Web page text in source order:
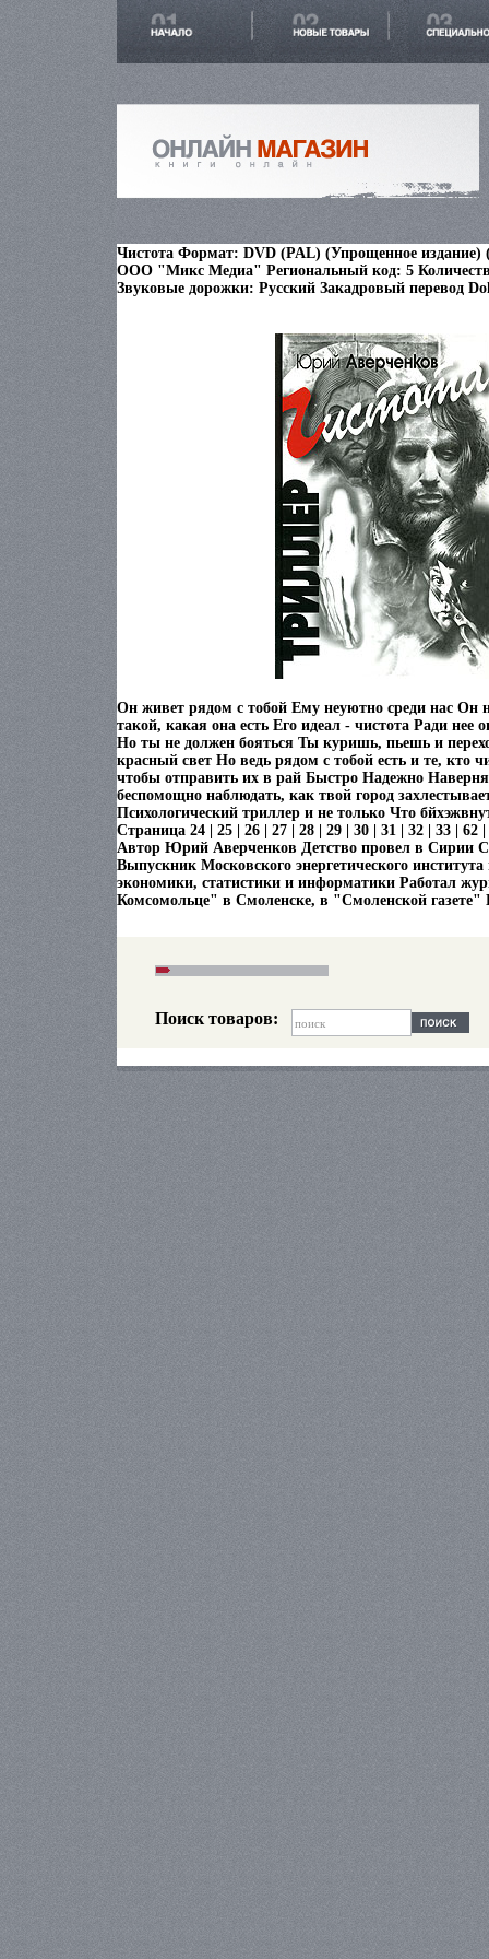
Чистота Формат: DVD (PAL) (Упрощенное издание)
ООО "Микс Медиа" Региональный код: 5
Звуковые дорожки: Русский Закадровый перевод
Он живет рядом с тобой Ему неуютно среди нас Он
такой, какая она есть Его идеал - чистота Ради нее
Но ты не должен бояться Ты куришь, пьешь и
красный свет Но ведь рядом с тобой есть и те, кто
чтобы отправить их в рай Быстро Надежно
беспомощно наблюдать, как твой город
Психологический триллер и не только Что
Страница 24 | 25 | 26 | 27 | 28 | 29 | 30 | 31 | 32 | 33 | 62
Автор Юрий Аверченков Детство провел в Сирии
Выпускник Московского энергетического
экономики, статистики и информатики Работал
Комсомольце" в Смоленске, в "Смоленской газете"
Поиск товаров: